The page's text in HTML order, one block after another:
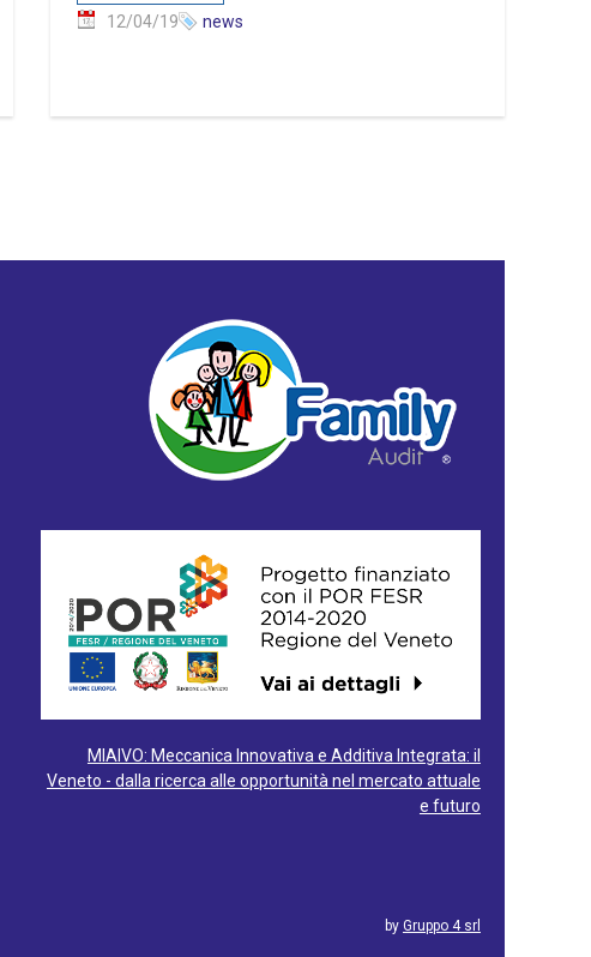
12/04/19 news
MIAIVO: Meccanica Innovativa e Additiva Integrata: il
Veneto - dalla ricerca alle opportunità nel mercato attuale
e futuro
by Gruppo 4 srl